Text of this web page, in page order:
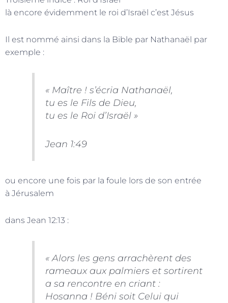
là encore évidemment le roi d’Israël c’est Jésus
Il est nommé ainsi dans la Bible par Nathanaël par
exemple :
« Maître ! s’écria Nathanaël,
tu es le Fils de Dieu,
tu es le Roi d’Israël »
Jean 1:49
ou encore une fois par la foule lors de son entrée
à Jérusalem
dans Jean 12:13 :
« Alors les gens arrachèrent des
rameaux aux palmiers et sortirent
a sa rencontre en criant :
Hosanna ! Béni soit Celui qui